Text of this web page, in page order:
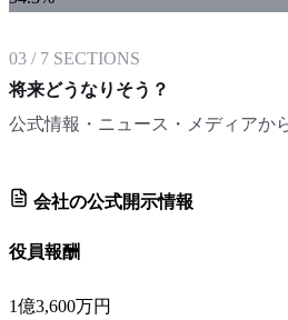
03 / 7 SECTIONS
将来どうなりそう？
公式情報・ニュース・メディアか
会社の公式開示情報
役員報酬
1億3,600万円